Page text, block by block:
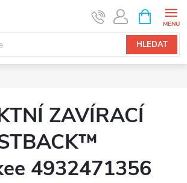
HLEDAT
NÁKUPNÍ
KOŠÍK
ZAVÍRACÍ
4932471356